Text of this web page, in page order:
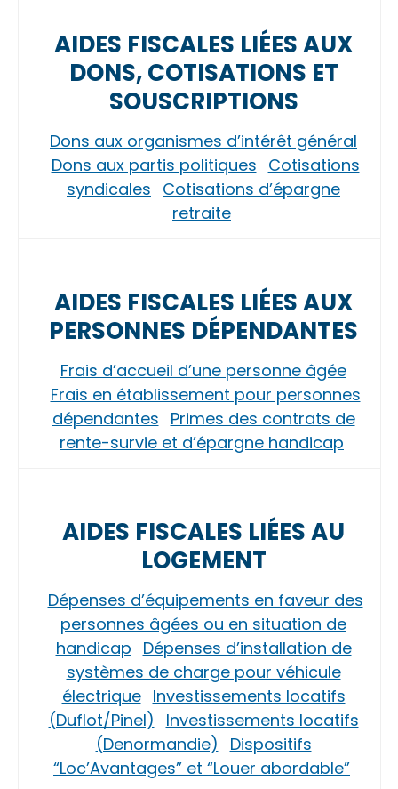
AIDES FISCALES LIÉES AUX
DONS, COTISATIONS ET
SOUSCRIPTIONS
Dons aux organismes d’intérêt général
Dons aux partis politiques Cotisations
syndicales Cotisations d’épargne
retraite
AIDES FISCALES LIÉES AUX
PERSONNES DÉPENDANTES
Frais d’accueil d’une personne âgée
Frais en établissement pour personnes
dépendantes Primes des contrats de
rente-survie et d’épargne handicap
AIDES FISCALES LIÉES AU
LOGEMENT
Dépenses d’équipements en faveur des
personnes âgées ou en situation de
handicap Dépenses d’installation de
systèmes de charge pour véhicule
électrique Investissements locatifs
(Duflot/Pinel)
Investissements locatifs
(Denormandie)
Dispositifs
“Loc’Avantages” et “Louer abordable”